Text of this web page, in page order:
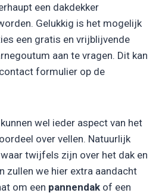
een dakdekker
Gelukkig is het mogelijk
een gratis en vrijblijvende
aan te vragen. Dit kan
formulier op de
wel ieder aspect van het
over vellen. Natuurlijk
twijfels zijn over het dak en
zullen we hier extra aandacht
om een pannendak of een